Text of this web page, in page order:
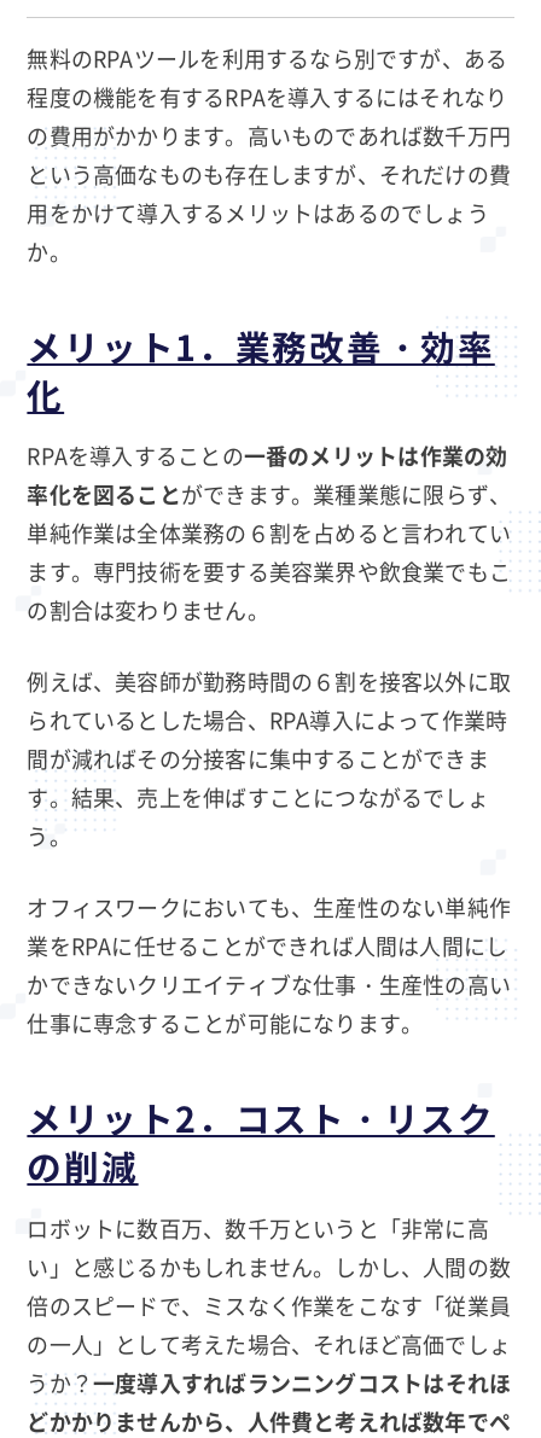
無料のRPAツールを利用するなら別ですが、ある
程度の機能を有するRPAを導入するにはそれなり
の費用がかかります。高いものであれば数千万円
という高価なものも存在しますが、それだけの費
用をかけて導入するメリットはあるのでしょう
か。
メリット1．業務改善・効率
化
RPAを導入することの一番のメリットは作業の効
率化を図ることができます。業種業態に限らず、
単純作業は全体業務の６割を占めると言われてい
ます。専門技術を要する美容業界や飲食業でもこ
の割合は変わりません。
例えば、美容師が勤務時間の６割を接客以外に取
られているとした場合、RPA導入によって作業時
間が減ればその分接客に集中することができま
す。結果、売上を伸ばすことにつながるでしょ
う。
オフィスワークにおいても、生産性のない単純作
業をRPAに任せることができれば人間は人間にし
かできないクリエイティブな仕事・生産性の高い
仕事に専念することが可能になります。
メリット2．コスト・リスク
の削減
ロボットに数百万、数千万というと「非常に高
い」と感じるかもしれません。しかし、人間の数
倍のスピードで、ミスなく作業をこなす「従業員
の一人」として考えた場合、それほど高価でしょ
うか？一度導入すればランニングコストはそれほ
どかかりませんから、人件費と考えれば数年でペ